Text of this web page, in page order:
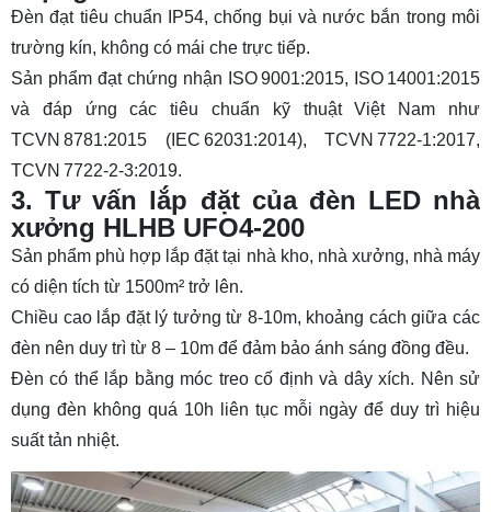
Đèn đạt tiêu chuẩn IP54, chống bụi và nước bắn trong môi
trường kín, không có mái che trực tiếp.
Sản phẩm đạt chứng nhận ISO 9001:2015, ISO 14001:2015
và đáp ứng các tiêu chuẩn kỹ thuật Việt Nam như
TCVN 8781:2015 (IEC 62031:2014), TCVN 7722‑1:2017,
TCVN 7722‑2‑3:2019.
3. Tư vấn lắp đặt của đèn LED nhà
xưởng HLHB UFO4-200
Sản phẩm phù hợp lắp đặt tại nhà kho, nhà xưởng, nhà máy
có diện tích từ 1500m² trở lên.
Chiều cao lắp đặt lý tưởng từ 8-10m, khoảng cách giữa các
đèn nên duy trì từ 8 – 10m để đảm bảo ánh sáng đồng đều.
Đèn có thể lắp bằng móc treo cố định và dây xích. Nên sử
dụng đèn không quá 10h liên tục mỗi ngày để duy trì hiệu
suất tản nhiệt.